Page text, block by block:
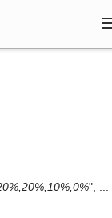
", ...